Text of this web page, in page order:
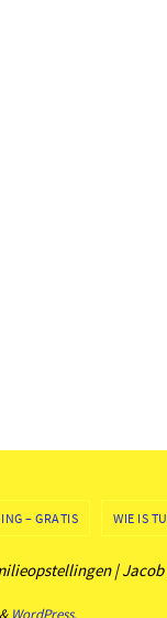
– GRATIS WIE IS
|
& WordPress.